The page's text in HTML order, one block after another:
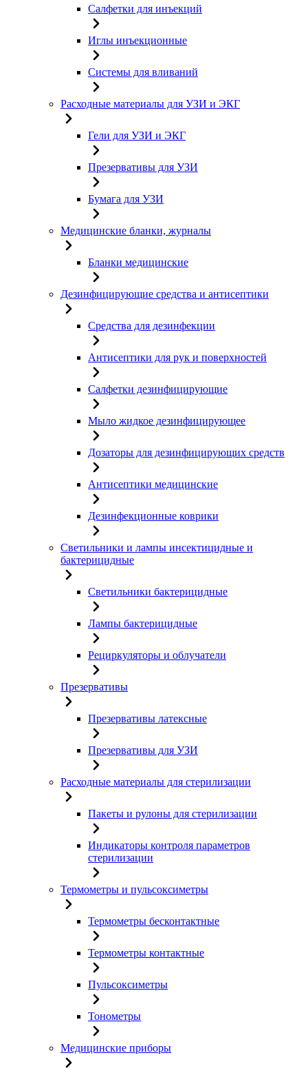
Салфетки для инъекций
Иглы инъекционные
Системы для вливаний
Расходные материалы для УЗИ и ЭКГ
Гели для УЗИ и ЭКГ
Презервативы для УЗИ
Бумага для УЗИ
Медицинские бланки, журналы
Бланки медицинские
Дезинфицирующие средства и антисептики
Средства для дезинфекции
Антисептики для рук и поверхностей
Салфетки дезинфицирующие
Мыло жидкое дезинфицирующее
Дозаторы для дезинфицирующих средств
Антисептики медицинские
Дезинфекционные коврики
Светильники и лампы инсектицидные и
бактерицидные
Светильники бактерицидные
Лампы бактерицидные
Рециркуляторы и облучатели
Презервативы
Презервативы латексные
Презервативы для УЗИ
Расходные материалы для стерилизации
Пакеты и рулоны для стерилизации
Индикаторы контроля параметров
стерилизации
Термометры и пульсоксиметры
Термометры бесконтактные
Термометры контактные
Пульсоксиметры
Тонометры
Медицинские приборы